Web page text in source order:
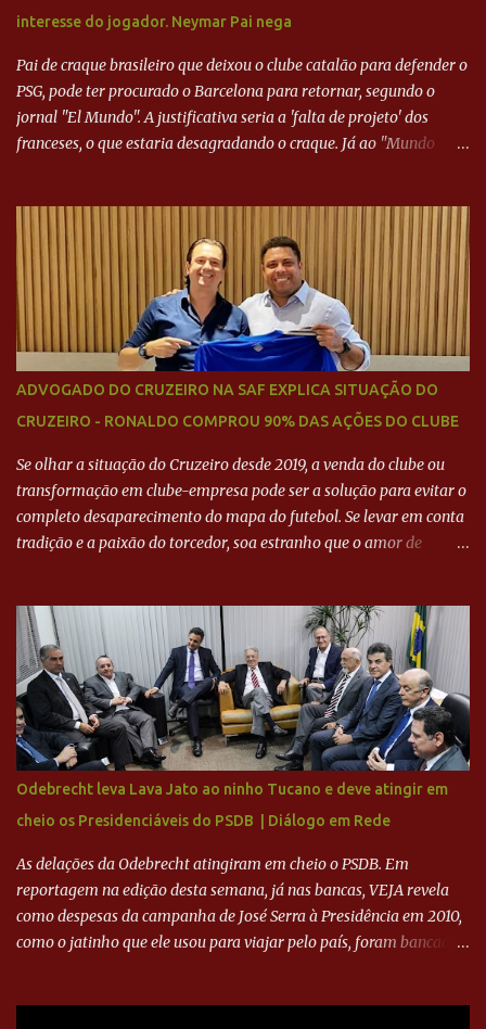
interesse do jogador. Neymar Pai nega
Pai de craque brasileiro que deixou o clube catalão para defender o
PSG, pode ter procurado o Barcelona para retornar, segundo o
jornal "El Mundo". A justificativa seria a 'falta de projeto' dos
franceses, o que estaria desagradando o craque. Já ao "Mundo
Neymar Pai nega
ADVOGADO DO CRUZEIRO NA SAF EXPLICA SITUAÇÃO DO
CRUZEIRO - RONALDO COMPROU 90% DAS AÇÕES DO CLUBE
Se olhar a situação do Cruzeiro desde 2019, a venda do clube ou
transformação em clube-empresa pode ser a solução para evitar o
completo desaparecimento do mapa do futebol. Se levar em conta
tradição e a paixão do torcedor, soa estranho que o amor de
feito imediatamente para pagamento de dívidas emergenciais e
investimentos no departamento de futebol. O projeto apresentado
para a recuperação do Cruzeiro, o aporte financeiro inicial, com
Ronaldo sendo solidário à dívida de R$ 1 bilhão a partir de agora,
mais o peso que o ex-atacante tem no mundo do futebol, além de
sua história na Raposa, pesaram para que um dos mais icônicos
camisas 9 acertasse a compra do clube. Fonte: Itatiaia Fonte:
ADVOGADO DO CRUZEIRO NA SAF EXPLICA SITUAÇÃO DO
CRUZEIRO - RONALDO COMPROU 90% DAS AÇÕES DO CLUBE
Odebrecht leva Lava Jato ao ninho Tucano e deve atingir em
cheio os Presidenciáveis do PSDB | Diálogo em Rede
As delações da Odebrecht atingiram em cheio o PSDB. Em
reportagem na edição desta semana, já nas bancas, VEJA revela
como despesas da campanha de José Serra à Presidência em 2010,
como o jatinho que ele usou para viajar pelo país, foram bancadas